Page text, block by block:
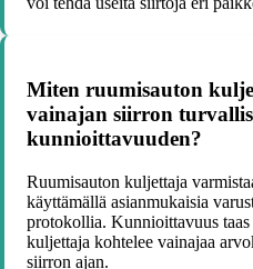
Miten ruumisauton
vainajan siirron
kunnioittavuuden?
Ruumisauton kuljettaja
käyttämällä asianmukaisia
protokollia. Kunnioittavuus
kuljettaja kohtelee vainajaa
siirron ajan.